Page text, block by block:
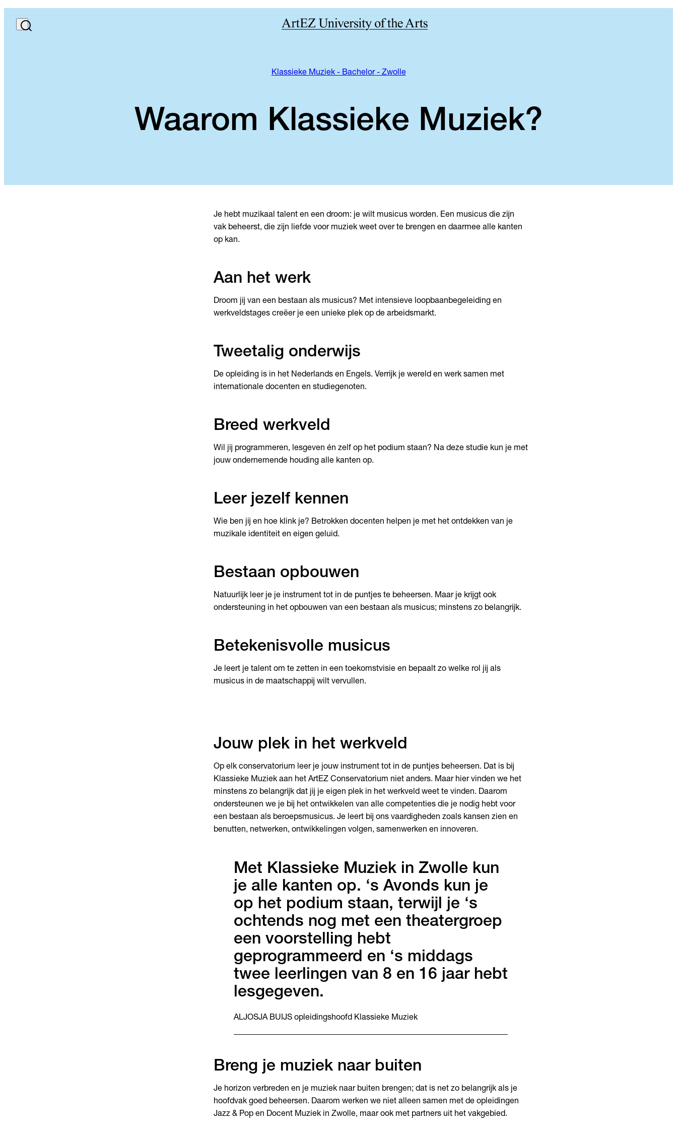
Klassieke Muziek - Bachelor - Zwolle
Waarom Klassieke Muziek?
Je hebt muzikaal talent en een droom: je wilt musicus worden. Een musicus die zijn
vak beheerst, die zijn liefde voor muziek weet over te brengen en daarmee alle kanten
op kan.
Aan het werk
Droom jij van een bestaan als musicus? Met intensieve loopbaanbegeleiding en
werkveldstages creëer je een unieke plek op de arbeidsmarkt.
Tweetalig onderwijs
De opleiding is in het Nederlands en Engels. Verrijk je wereld en werk samen met
internationale docenten en studiegenoten.
Breed werkveld
Wil jij programmeren, lesgeven én zelf op het podium staan? Na deze studie kun je met
jouw ondernemende houding alle kanten op.
Leer jezelf kennen
Wie ben jij en hoe klink je? Betrokken docenten helpen je met het ontdekken van je
muzikale identiteit en eigen geluid.
Bestaan opbouwen
Natuurlijk leer je je instrument tot in de puntjes te beheersen. Maar je krijgt ook
ondersteuning in het opbouwen van een bestaan als musicus; minstens zo belangrijk.
Betekenisvolle musicus
Je leert je talent om te zetten in een toekomstvisie en bepaalt zo welke rol jij als
musicus in de maatschappij wilt vervullen.
Jouw plek in het werkveld
Op elk conservatorium leer je jouw instrument tot in de puntjes beheersen. Dat is bij
Klassieke Muziek aan het ArtEZ Conservatorium niet anders. Maar hier vinden we het
minstens zo belangrijk dat jij je eigen plek in het werkveld weet te vinden. Daarom
ondersteunen we je bij het ontwikkelen van alle competenties die je nodig hebt voor
een bestaan als beroepsmusicus. Je leert bij ons vaardigheden zoals kansen zien en
benutten, netwerken, ontwikkelingen volgen, samenwerken en innoveren.
Met Klassieke Muziek in Zwolle kun
je alle kanten op. ‘s Avonds kun je
op het podium staan, terwijl je ‘s
ochtends nog met een theatergroep
een voorstelling hebt
geprogrammeerd en ‘s middags
twee leerlingen van 8 en 16 jaar hebt
lesgegeven.
ALJOSJA BUIJS opleidingshoofd Klassieke Muziek
Breng je muziek naar buiten
Je horizon verbreden en je muziek naar buiten brengen; dat is net zo belangrijk als je
hoofdvak goed beheersen. Daarom werken we niet alleen samen met de opleidingen
Jazz & Pop en Docent Muziek in Zwolle, maar ook met partners uit het vakgebied.